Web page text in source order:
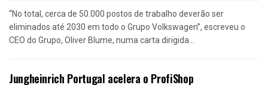
“No total, cerca de 50.000 postos de trabalho deverão ser
eliminados até 2030 em todo o Grupo Volkswagen”, escreveu o
CEO do Grupo, Oliver Blume, numa carta dirigida...
Jungheinrich Portugal acelera o ProfiShop